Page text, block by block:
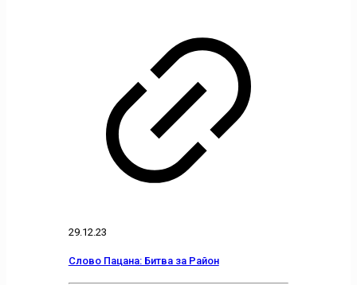
29.12.23
Слово Пацана: Битва за Район